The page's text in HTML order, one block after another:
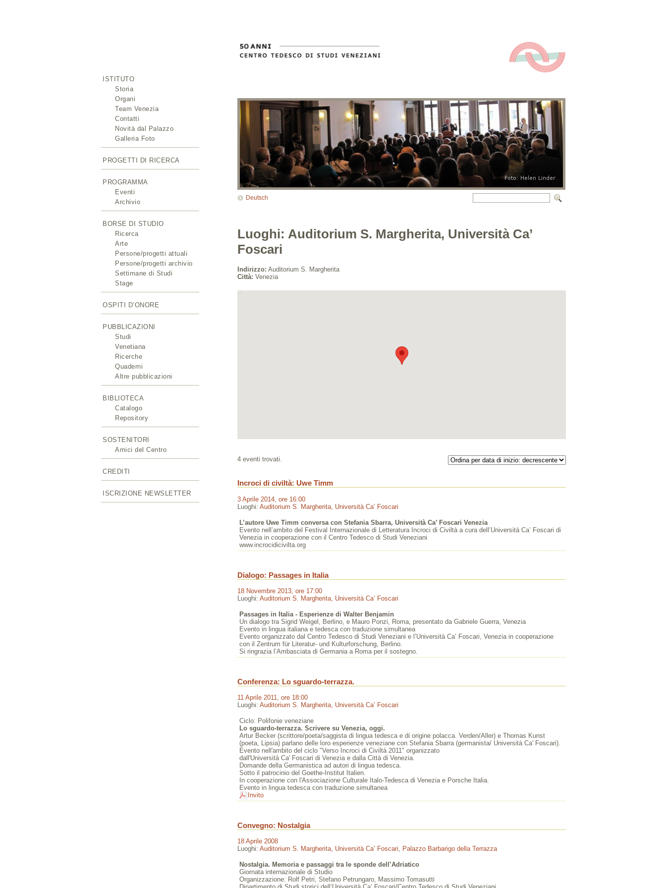
ISTITUTO
Storia
Organi
Team Venezia
Contatti
Novità dal Palazzo
Galleria Foto
PROGETTI DI RICERCA
PROGRAMMA
Eventi
Archivio
BORSE DI STUDIO
Ricerca
Arte
Persone/progetti attuali
Persone/progetti archivio
Settimane di Studi
Stage
OSPITI D’ONORE
PUBBLICAZIONI
Studi
Venetiana
Ricerche
Quaderni
Altre pubblicazioni
BIBLIOTECA
Catalogo
Repository
SOSTENITORI
Amici del Centro
CREDITI
ISCRIZIONE NEWSLETTER
Deutsch
Luoghi: Auditorium S. Margherita, Università Ca’
Foscari
Indirizzo: Auditorium S. Margherita
Città: Venezia
4 eventi trovati.
Incroci di civiltà: Uwe Timm
3 Aprile 2014, ore 16:00
Luoghi: Auditorium S. Margherita, Università Ca’ Foscari
L’autore Uwe Timm conversa con Stefania Sbarra, Università Ca’ Foscari Venezia
Evento nell’ambito del Festival Internazionale di Letteratura Incroci di Civiltà a cura dell’Università Ca’ Foscari di
Venezia in cooperazione con il Centro Tedesco di Studi Veneziani
www.incrocidicivilta.org
Dialogo: Passages in Italia
18 Novembre 2013, ore 17:00
Luoghi: Auditorium S. Margherita, Università Ca’ Foscari
Passages in Italia - Esperienze di Walter Benjamin
Un dialogo tra Sigrid Weigel, Berlino, e Mauro Ponzi, Roma, presentato da Gabriele Guerra, Venezia
Evento in lingua italiana e tedesca con traduzione simultanea
Evento organizzato dal Centro Tedesco di Studi Veneziani e l’Università Ca’ Foscari, Venezia in cooperazione
con il Zentrum für Literatur- und Kulturforschung, Berlino.
Si ringrazia l’Ambasciata di Germania a Roma per il sostegno.
Conferenza: Lo sguardo-terrazza.
11 Aprile 2011, ore 18:00
Luoghi: Auditorium S. Margherita, Università Ca’ Foscari
Ciclo: Polifonie veneziane
Lo sguardo-terrazza. Scrivere su Venezia, oggi.
Artur Becker (scrittore/poeta/saggista di lingua tedesca e di origine polacca. Verden/Aller) e Thomas Kunst
(poeta, Lipsia) parlano delle loro esperienze veneziane con Stefania Sbarra (germanista/ Università Ca' Foscari).
Evento nell'ambito del ciclo "Verso Incroci di Civiltà 2011" organizzato
dall'Università Ca' Foscari di Venezia e dalla Città di Venezia.
Domande della Germanistica ad autori di lingua tedesca.
Sotto il patrocinio del Goethe-Institut Italien.
In cooperazione con l'Associazione Culturale Italo-Tedesca di Venezia e Porsche Italia.
Evento in lingua tedesca con traduzione simultanea
Invito
Convegno: Nostalgia
18 Aprile 2008
Luoghi: Auditorium S. Margherita, Università Ca’ Foscari, Palazzo Barbarigo della Terrazza
Nostalgia. Memoria e passaggi tra le sponde dell’Adriatico
Giornata internazionale di Studio
Organizzazione: Rolf Petri, Stefano Petrungaro, Massimo Tomasutti